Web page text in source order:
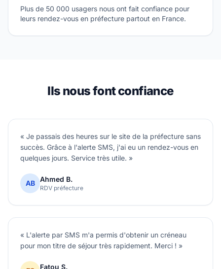
Plus de 50 000 usagers nous ont fait confiance pour
leurs rendez-vous en préfecture partout en France.
Ils nous font confiance
« Je passais des heures sur le site de la préfecture sans
succès. Grâce à l'alerte SMS, j'ai eu un rendez-vous en
quelques jours. Service très utile. »
AB Ahmed B.
RDV préfecture
« L'alerte par SMS m'a permis d'obtenir un créneau
pour mon titre de séjour très rapidement. Merci ! »
Fatou S.